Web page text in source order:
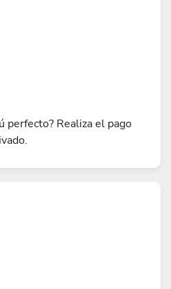
perfecto? Realiza el pago